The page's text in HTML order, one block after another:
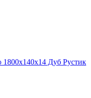
1800х140х14 Дуб Рустик